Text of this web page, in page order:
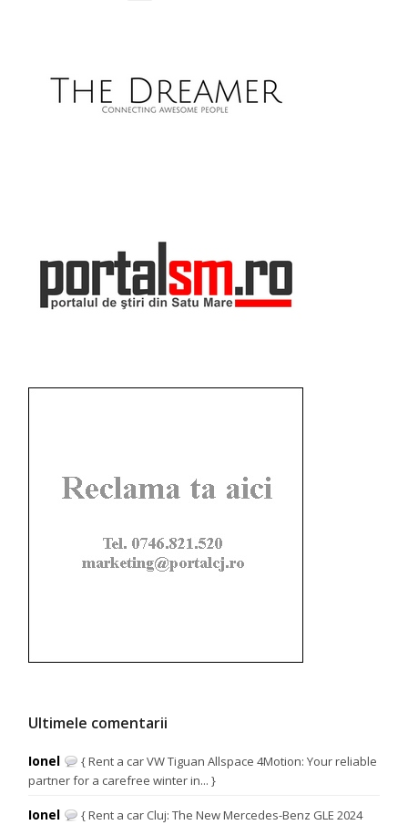
Ultimele comentarii
Ionel
{ Rent a car VW Tiguan Allspace 4Motion: Your reliable
partner for a carefree winter in... }
Ionel
{ Rent a car Cluj: The New Mercedes-Benz GLE 2024